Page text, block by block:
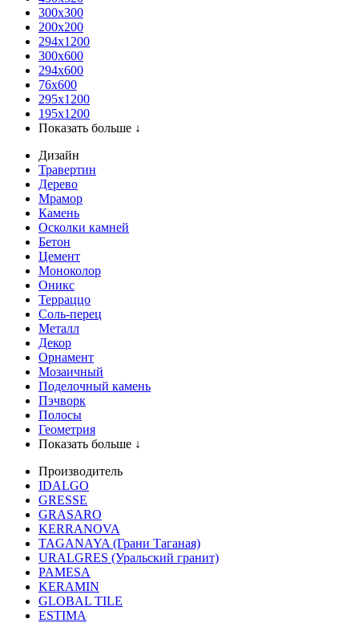
300x300
200x200
294x1200
300x600
294x600
76х600
295х1200
195х1200
Показать больше ↓
Дизайн
Травертин
Дерево
Мрамор
Камень
Осколки камней
Бетон
Цемент
Моноколор
Оникс
Терраццо
Соль-перец
Металл
Декор
Орнамент
Мозаичный
Поделочный камень
Пэчворк
Полосы
Геометрия
Показать больше ↓
Производитель
IDALGO
GRESSE
GRASARO
KERRANOVA
TAGANAYA (Грани Таганая)
URALGRES (Уральский гранит)
PAMESA
KERAMIN
GLOBAL TILE
ESTIMA